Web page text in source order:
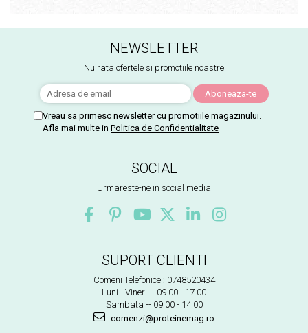
NEWSLETTER
Nu rata ofertele si promotiile noastre
Vreau sa primesc newsletter cu promotiile magazinului.
Afla mai multe in Politica de Confidentialitate
SOCIAL
Urmareste-ne in social media
SUPORT CLIENTI
Comeni Telefonice : 0748520434
Luni - Vineri -- 09.00 - 17.00
Sambata -- 09.00 - 14.00
comenzi@proteinemag.ro